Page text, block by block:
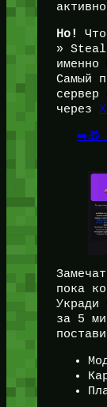
Но!
»
Самый
сервер
через
➡️🎁
пока
Укради
за 5